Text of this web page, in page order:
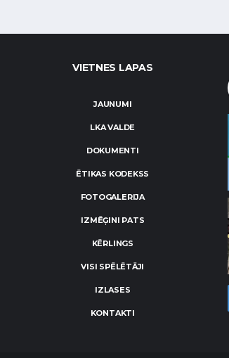
VIETNES LAPAS
JAUNUMI
LKA VALDE
DOKUMENTI
ĒTIKAS KODEKSS
FOTOGALERIJA
IZMĒĢINI PATS
KĒRLINGS
VISI SPĒLĒTĀJI
IZLASES
KONTAKTI